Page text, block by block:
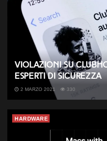
Violazioni su
esperti di sicurezza
2 MARZO 2021 330
HARDWARE